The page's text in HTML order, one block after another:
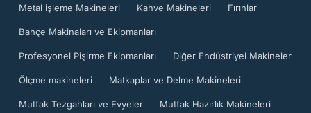
Metal işleme Makineleri Kahve Makineleri Fırınlar
Bahçe Makinaları ve Ekipmanları
Profesyonel Pişirme Ekipmanları Diğer Endüstriyel Makineler
Ölçme makineleri Matkaplar ve Delme Makineleri
Mutfak Tezgahları ve Evyeler Mutfak Hazırlık Makineleri